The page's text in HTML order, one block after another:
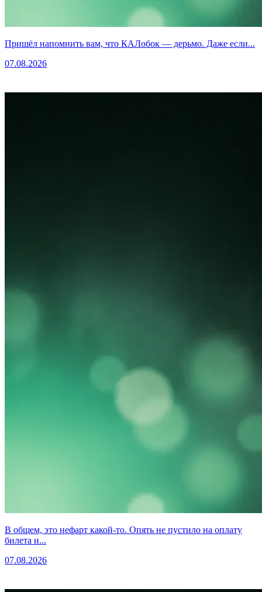
Пришёл напомнить вам, что КАЛобок — дерьмо. Даже если...
07.08.2026
В общем, это нефарт какой-то. Опять не пустило на оплату
билета и...
07.08.2026